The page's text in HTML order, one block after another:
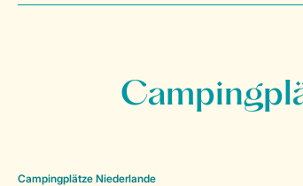
Campingplätze Niederlande